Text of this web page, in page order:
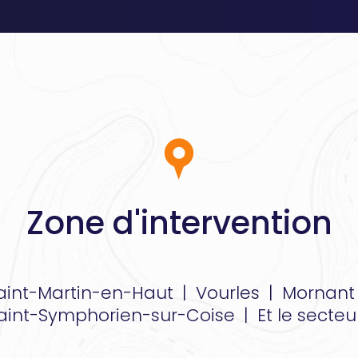
Zone d'intervention
Martin-en-Haut | Vourles |
Symphorien-sur-Coise | Et le